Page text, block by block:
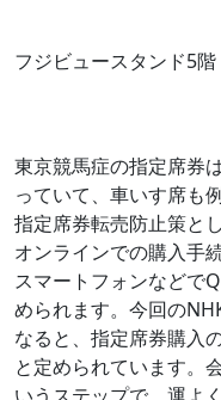
フジビュースタンド5
東京競馬症の指定席券
っていて、車いす席も
指定席券転売防止策と
オンラインでの購入手
スマートフォンなどで
められます。今回の
なると、指定席券購入
と定められています。